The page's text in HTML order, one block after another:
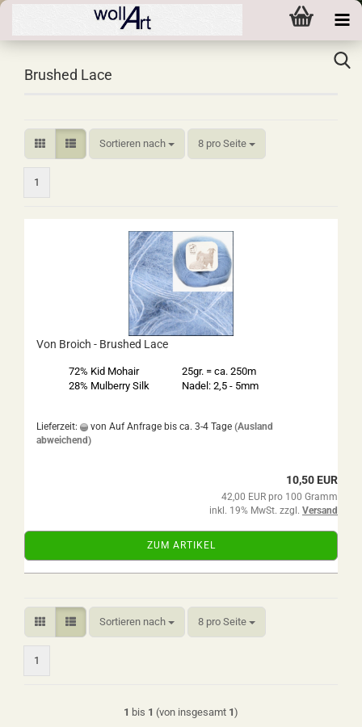
Brushed Lace
Sortieren nach
Sortieren nach 8 pro Seite
pro Seite
1
Von Broich - Brushed Lace
72% Kid Mohair
25gr. = ca. 250m
28% Mulberry Silk
Nadel: 2,5 - 5mm
Lieferzeit: von Auf Anfrage bis ca. 3-4 Tage (Ausland
abweichend)
10,50 EUR
42,00 EUR pro 100 Gramm
inkl. 19% MwSt. zzgl. Versand
ZUM ARTIKEL
Sortieren nach
Sortieren nach 8 pro Seite
pro Seite
1
1 bis 1 (von insgesamt 1)